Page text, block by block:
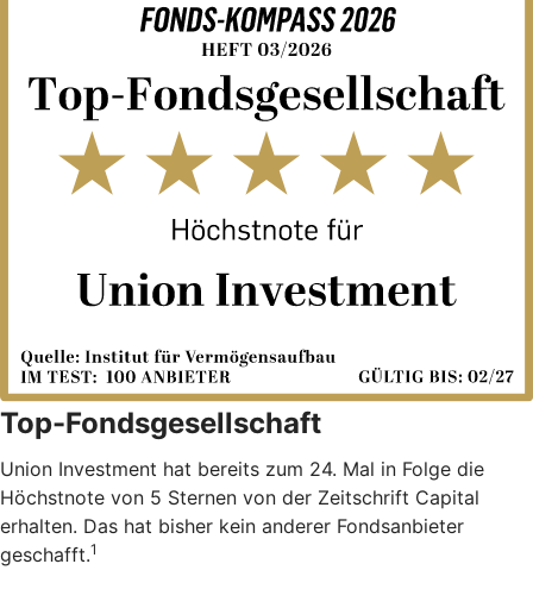
Top-Fondsgesellschaft
Union Investment hat bereits zum 24. Mal in Folge die
Höchstnote von 5 Sternen von der Zeitschrift Capital
erhalten. Das hat bisher kein anderer Fondsanbieter
geschafft.1